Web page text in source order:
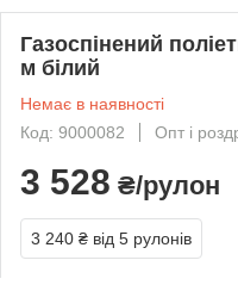
Газоспінений
м білий
Немає в наявності
Код: 9000082
Опт і
3 528 ₴/рулон
3 240 ₴ від 5 рулонів